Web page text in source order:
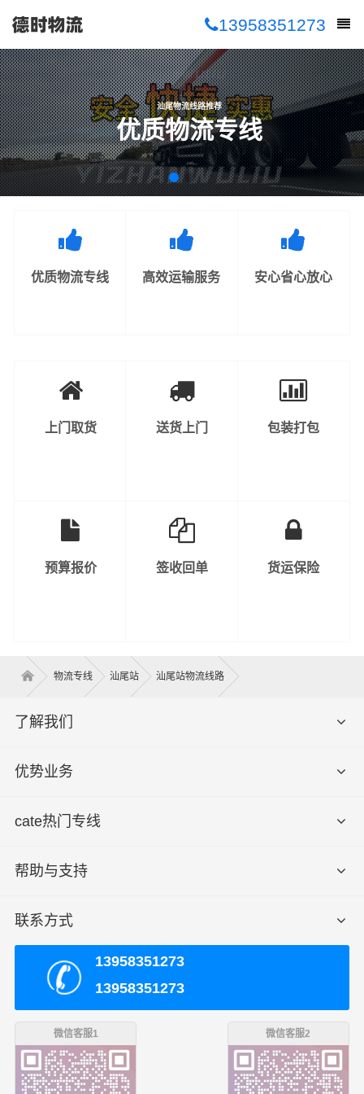
13958351273
汕尾物流线路推荐
优质物流专线
优质物流专线 高效运输服务 安心省心放心
上门取货 送货上门 包装打包
预算报价 签收回单 货运保险
物流专线 汕尾站 汕尾站物流线路
了解我们
优势业务
cate热门专线
帮助与支持
联系方式
13958351273
13958351273
微信客服1 微信客服2